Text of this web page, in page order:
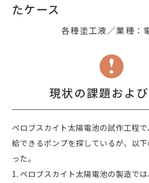
たケース
各種塗工液／業種：
現状の課題およ
ペロブスカイト太陽電池の試作工程
給できるポンプを探しているが、以
った。
1. ペロブスカイト太陽電池の製造で